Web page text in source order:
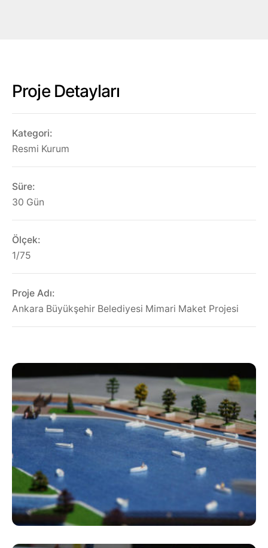
🇫🇷
🇸🇦
Proje Detayları
Kategori:
Resmi Kurum
Süre:
30 Gün
Ölçek:
1/75
Proje Adı:
Ankara Büyükşehir Belediyesi Mimari Maket Projesi